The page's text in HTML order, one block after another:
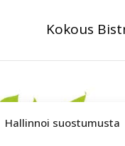
Hallinnoi suostumusta
Kokous